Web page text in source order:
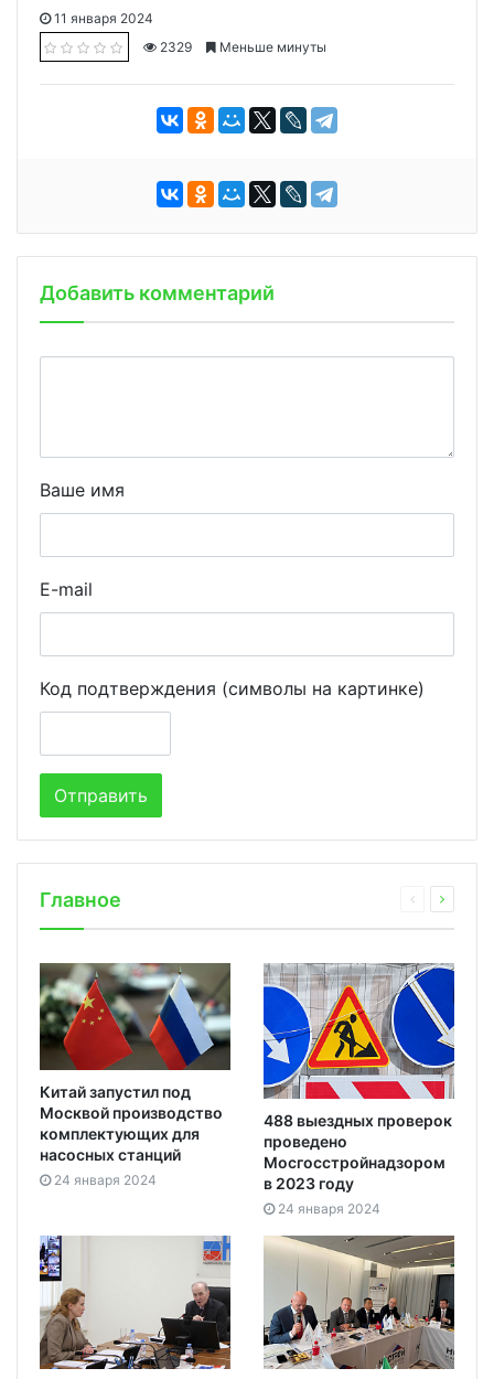
11 января 2024
2329
Меньше минуты
Добавить комментарий
Ваше имя
E-mail
Код подтверждения (символы на картинке)
Главное
Китай запустил под
Москвой производство
комплектующих для
насосных станций
24 января 2024
488 выездных проверок
проведено
Мосгосстройнадзором
в 2023 году
24 января 2024